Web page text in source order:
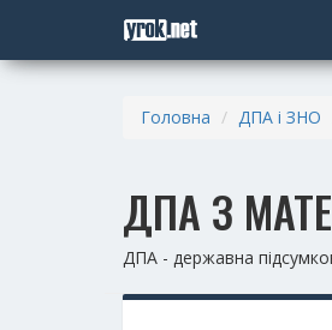
Головна ДПА і ЗНО
ДПА З
ДПА - державна